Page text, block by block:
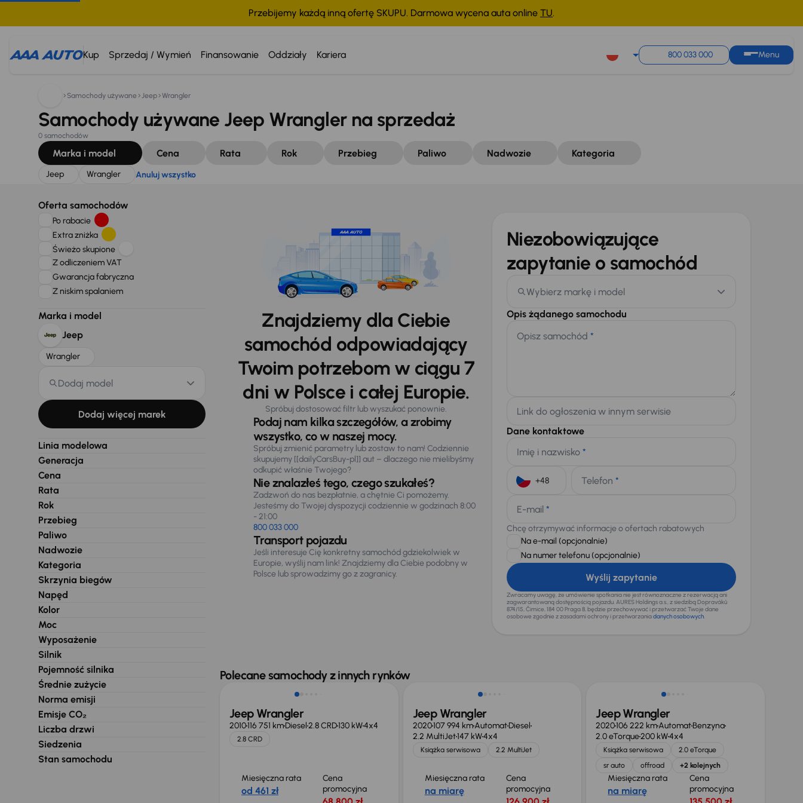
Przebijemy każdą inną ofertę SKUPU. Darmowa wycena auta online TU.
Kup Sprzedaj / Wymień Finansowanie Oddziały Kariera 800 033 000 Menu
Szukam: Anuluj wszystko
Samochody używane Jeep Wrangler
Samochody używane Jeep Wrangler na sprzedaż
0 samochodów
Marka i model Cena Rata Rok Przebieg Paliwo Nadwozie Kategoria
Jeep Wrangler Anuluj wszystko
Oferta samochodów
Po rabacie
Extra zniżka
Świeżo skupione
Z odliczeniem VAT
Gwarancja fabryczna
Z niskim spalaniem
Marka i model
Jeep
Wrangler
Dodaj model
Dodaj więcej marek
Linia modelowa
Generacja
Cena
Rata
Rok
Przebieg
Paliwo
Nadwozie
Kategoria
Skrzynia biegów
Napęd
Kolor
Moc
Wyposażenie
Silnik
Pojemność silnika
Średnie zużycie
Norma emisji
Emisje CO₂
Liczba drzwi
Siedzenia
Stan samochodu
Znajdziemy dla Ciebie
samochód odpowiadający
Twoim potrzebom w ciągu 7
dni w Polsce i całej Europie.
Spróbuj dostosować filtr lub wyszukać ponownie.
Podaj nam kilka szczegółów, a zrobimy
wszystko, co w naszej mocy.
Spróbuj zmienić parametry lub zostaw to nam! Codziennie
skupujemy [[dailyCarsBuy-pl]] aut – dlaczego nie mielibyśmy
odkupić właśnie Twojego?
Nie znalazłeś tego, czego szukałeś?
Zadzwoń do nas bezpłatnie, a chętnie Ci pomożemy.
Jesteśmy do Twojej dyspozycji codziennie w godzinach 8:00
- 21:00
800 033 000
Transport pojazdu
Jeśli interesuje Cię konkretny samochód gdziekolwiek w
Europie, wyślij nam link! Znajdziemy dla Ciebie podobny w
Polsce lub sprowadzimy go z zagranicy.
Niezobowiązujące
zapytanie o samochód
Wybierz markę i model
Opis żądanego samochodu
Opisz samochód *
Link do ogłoszenia w innym serwisie
Dane kontaktowe
Imię i nazwisko *
Telefon *
E-mail *
Chcę otrzymywać informacje o ofertach rabatowych
Na e-mail (opcjonalnie)
Na numer telefonu (opcjonalnie)
Wyślij zapytanie
Zwracamy uwagę, że umówienie spotkania nie jest równoznaczne z rezerwacją ani
zagwarantowaną dostępnością pojazdu. AURES Holdings a.s., z siedzibą Dopraváků
874/15, Čimice, 184 00 Praga 8, będzie przechowywać i przetwarzać Twoje dane
osobowe zgodnie z zasadami ochrony i przetwarzaniadanych osobowych.
Polecane samochody z innych rynków
Jeep Wrangler
2010116 751 kmDiesel2.8 CRD130 kW4x4
2.8 CRD
Miesięczna rata
od 461 zł
Cena
promocyjna
Jeep Wrangler
2020107 994 kmAutomatDiesel
2.2 MultiJet147 kW4x4
Książka serwisowa 2.2 MultiJet
Miesięczna rata
na miarę
Cena
promocyjna
Jeep Wrangler
2020106 222 kmAutomatBenzyna
2.0 eTorque200 kW4x4
Książka serwisowa
2.0 eTorque
sr auto
offroad +2 kolejnych
Miesięczna rata
na miarę
Cena
promocyjna